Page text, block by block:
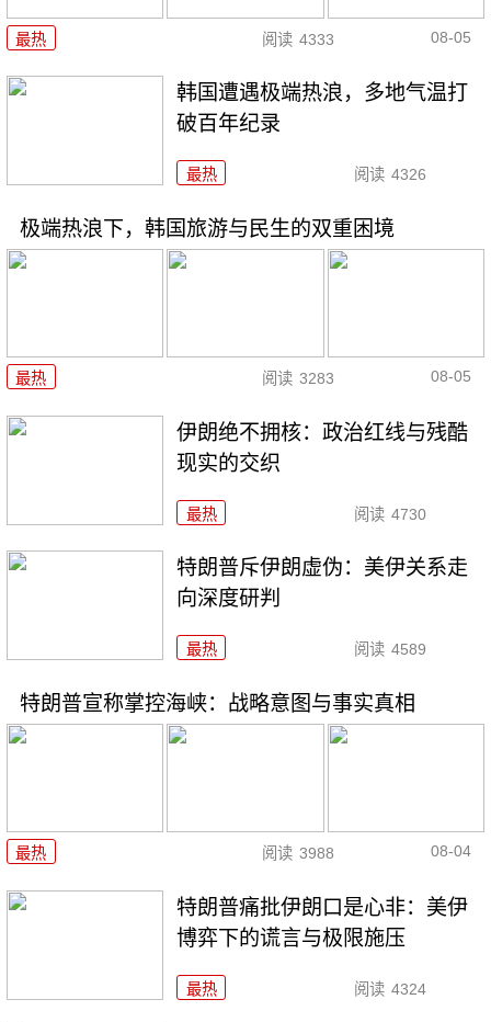
最热 阅读 4333 08-05
韩国遭遇极端热浪，多地气温打
破百年纪录
最热 阅读 4326
极端热浪下，韩国旅游与民生的双重困境
最热 阅读 3283 08-05
伊朗绝不拥核：政治红线与残酷
现实的交织
最热 阅读 4730
特朗普斥伊朗虚伪：美伊关系走
向深度研判
最热 阅读 4589
特朗普宣称掌控海峡：战略意图与事实真相
最热 阅读 3988 08-04
特朗普痛批伊朗口是心非：美伊
博弈下的谎言与极限施压
最热 阅读 4324